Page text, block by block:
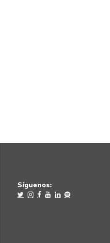
Síguenos: